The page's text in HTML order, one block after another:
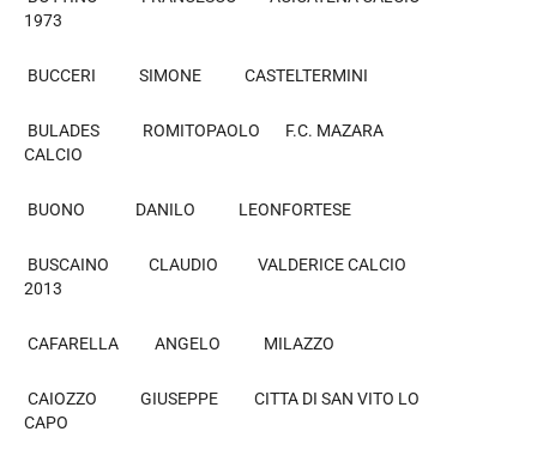
1973
BUCCERI SIMONE CASTELTERMINI
BULADES ROMITOPAOLO F.C. MAZARA
CALCIO
BUONO DANILO LEONFORTESE
BUSCAINO CLAUDIO VALDERICE CALCIO
2013
CAFARELLA ANGELO MILAZZO
CAIOZZO GIUSEPPE CITTA DI SAN VITO LO
CAPO